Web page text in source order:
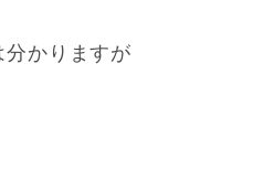
かりますが